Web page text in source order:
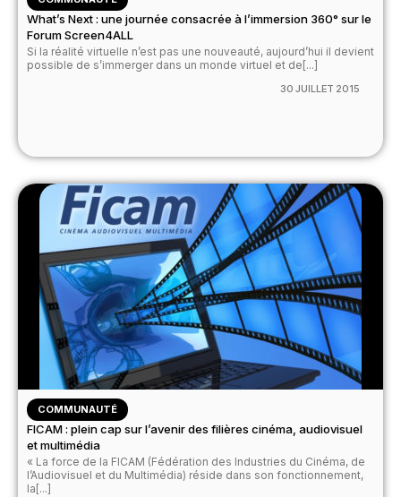
What’s Next : une journée consacrée à l’immersion 360° sur le
Forum Screen4ALL
Si la réalité virtuelle n’est pas une nouveauté, aujourd’hui il devient
possible de s’immerger dans un monde virtuel et de[...]
30 JUILLET 2015
COMMUNAUTÉ
FICAM : plein cap sur l’avenir des filières cinéma, audiovisuel
et multimédia
« La force de la FICAM (Fédération des Industries du Cinéma, de
l’Audiovisuel et du Multimédia) réside dans son fonctionnement,
la[...]